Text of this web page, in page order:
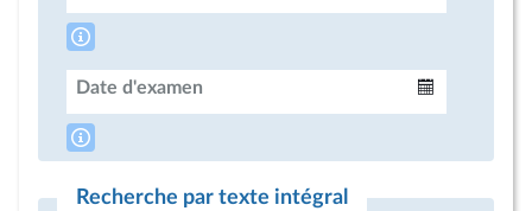
Date d'examen
Recherche par texte intégral